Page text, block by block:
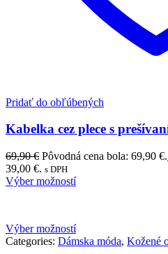
Pridať do obľúbených
Kabelka cez plece s
69,90€ Pôvodná cena bola: 69,90 €.
39,00 €. s DPH
Výber možností
Výber možností
Categories: Dámska móda, Kožené